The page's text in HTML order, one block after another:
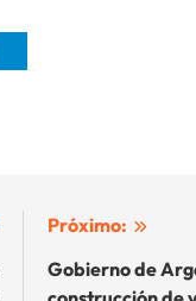
Próximo:
Gobierno de